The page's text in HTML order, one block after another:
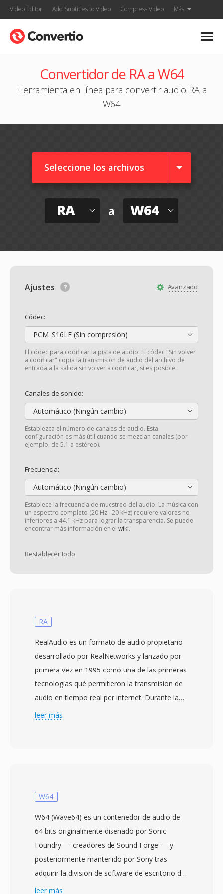
Video Editor Add Subtitles to Video Compress Video Más
Convertidor de RA a W64
Herramienta en línea para convertir audio RA a
W64
Seleccione los archivos
RA a W64
Avanzado
Ajustes
Códec:
PCM_S16LE (Sin compresión)
El códec para codificar la pista de audio. El códec "Sin volver
a codificar" copia la transmisión de audio del archivo de
entrada a la salida sin volver a codificar, si es posible.
Canales de sonido:
Automático (Ningún cambio)
Establezca el número de canales de audio. Esta
configuración es más útil cuando se mezclan canales (por
ejemplo, de 5.1 a estéreo).
Frecuencia:
Automático (Ningún cambio)
Establece la frecuencia de muestreo del audio. La música con
un espectro completo (20 Hz - 20 kHz) requiere valores no
inferiores a 44.1 kHz para lograr la transparencia. Se puede
encontrar más información en el wiki.
Restablecer todo
RA
RealAudio es un formato de audio propietario
desarrollado por RealNetworks y lanzado por
primera vez en 1995 como una de las primeras
tecnologias qué permitieron la transmision de
audio en tiempo real por internet. Durante la
era del acceso telefónico, RealAudio fue
minutos podia tardar 30 minutos en
múltiples generaciones de códecs: las primeras
versiones usaban códecs de voz de baja tasa
de bits para modems de 14.4 kbps, mientras
qué las iteraciones posteriores (RealAudio 10,
basado en AAC) ofrecian calidad cercana al CD.
leer más
W64
W64 (Wave64) es un contenedor de audio de
64 bits originalmente diseñado por Sonic
Foundry — creadores de Sound Forge — y
posteriormente mantenido por Sony tras
adquirir la division de software de escritorio de
Sonic Foundry en 2003. El formato aborda
leer más